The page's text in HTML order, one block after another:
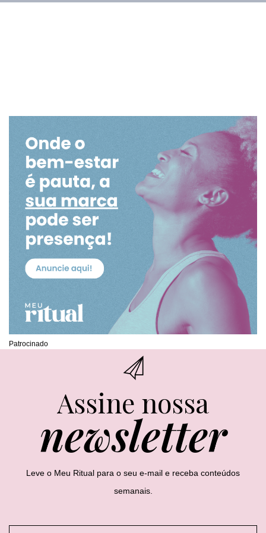
Patrocinado
Assine nossa
newsletter
Leve o Meu Ritual para o seu e-mail e receba conteúdos
semanais.